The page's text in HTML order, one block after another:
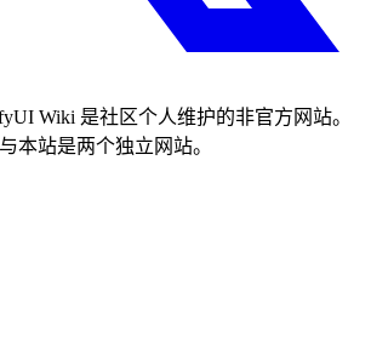
Wiki 是社区个人维护的非官方网站。
与本站是两个独立网站。